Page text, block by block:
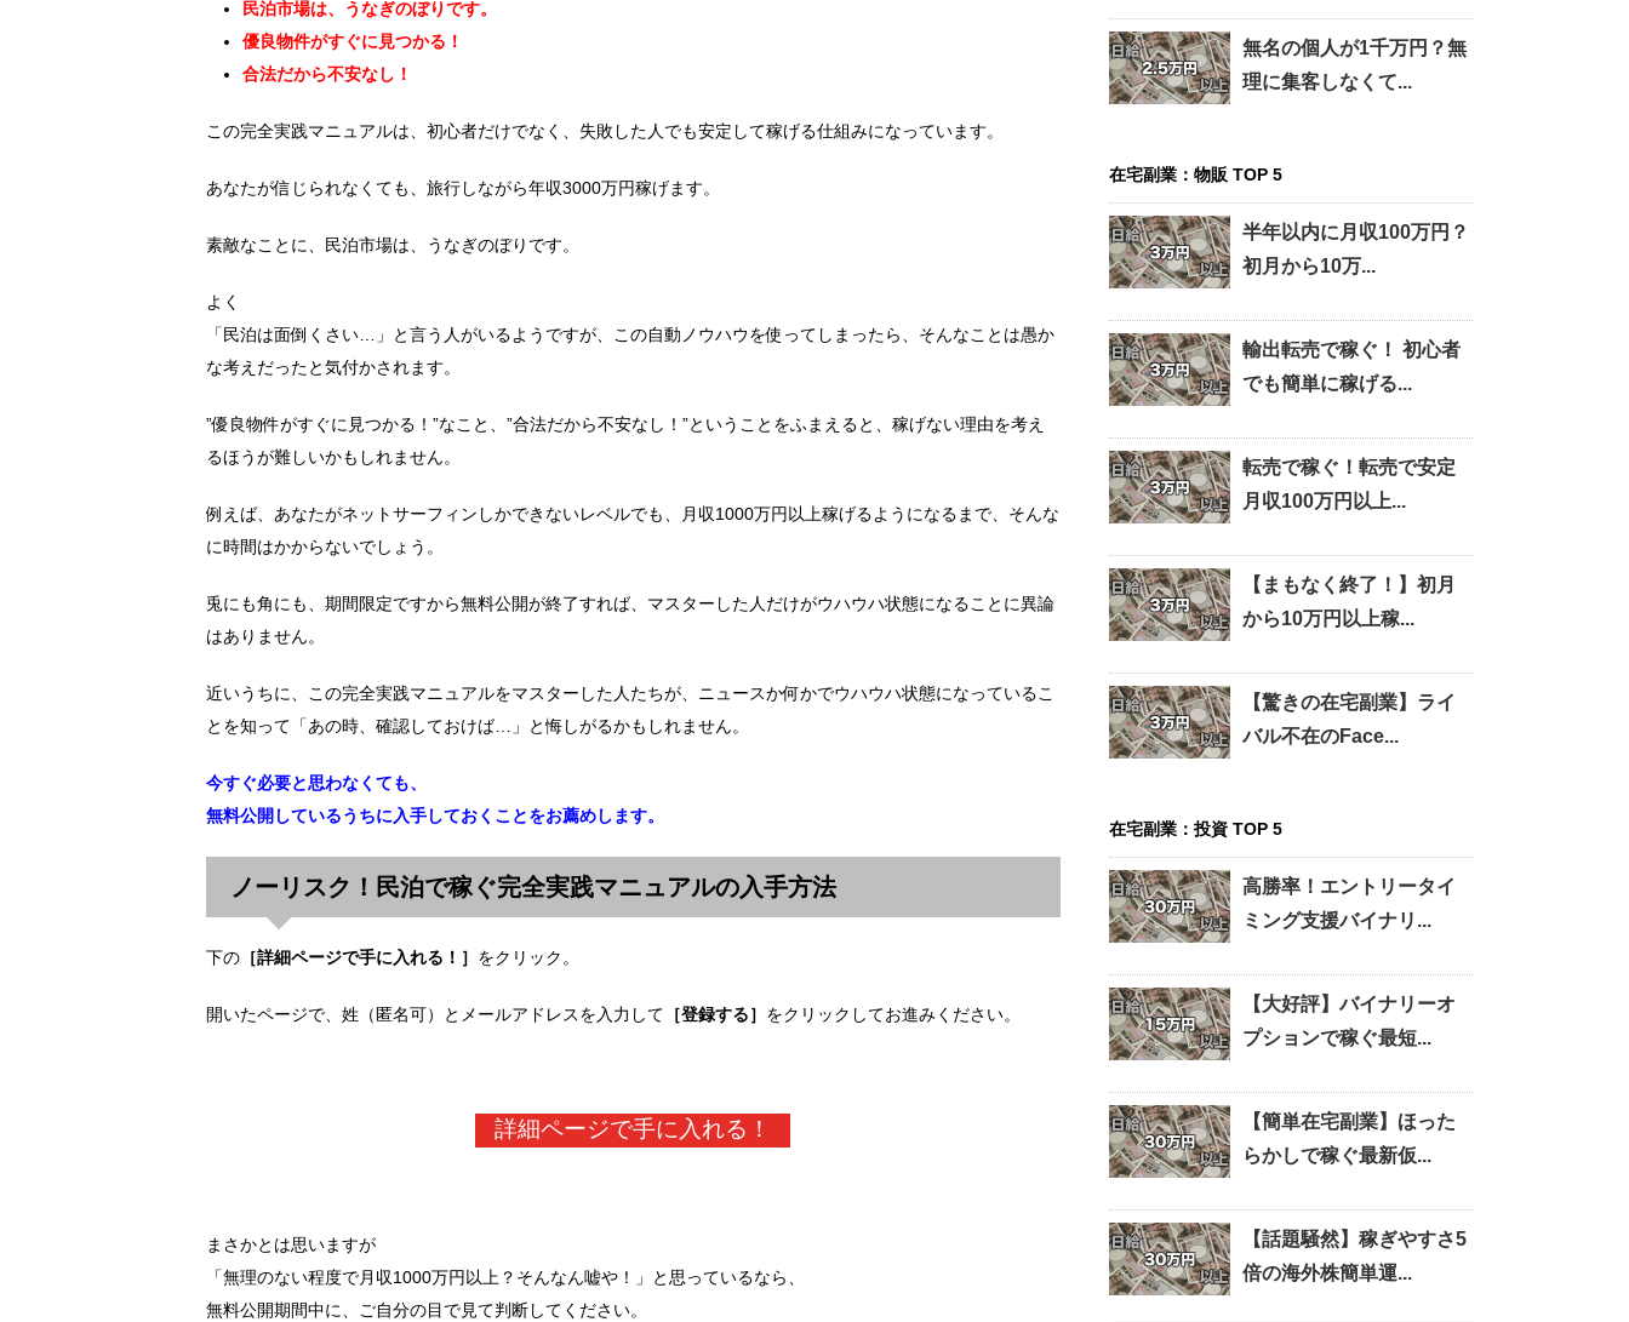
民泊市場は、うなぎのぼりです。
優良物件がすぐに見つかる！
合法だから不安なし！
この完全実践マニュアルは、初心者だけでなく、失敗した人でも安定して稼げる仕組みになっています。
あなたが信じられなくても、旅行しながら年収3000万円稼げます。
素敵なことに、民泊市場は、うなぎのぼりです。
よく
「民泊は面倒くさい…」と言う人がいるようですが、この自動ノウハウを使ってしまったら、そんなことは愚か
な考えだったと気付かされます。
”優良物件がすぐに見つかる！”なこと、”合法だから不安なし！”ということをふまえると、稼げない理由を考え
るほうが難しいかもしれません。
例えば、あなたがネットサーフィンしかできないレベルでも、月収1000万円以上稼げるようになるまで、そんな
に時間はかからないでしょう。
兎にも角にも、期間限定ですから無料公開が終了すれば、マスターした人だけがウハウハ状態になることに異論
はありません。
近いうちに、この完全実践マニュアルをマスターした人たちが、ニュースか何かでウハウハ状態になっているこ
とを知って「あの時、確認しておけば…」と悔しがるかもしれません。
今すぐ必要と思わなくても、
無料公開しているうちに入手しておくことをお薦めします。
ノーリスク！民泊で稼ぐ完全実践マニュアルの入手方法
下の［詳細ページで手に入れる！］ をクリック。
開いたページで、姓（匿名可）とメールアドレスを入力して ［登録する］ をクリックしてお進みください。
詳細ページで手に入れる！
まさかとは思いますが
「無理のない程度で月収1000万円以上？そんなん嘘や！」と思っているなら、
無料公開期間中に、ご自分の目で見て判断してください。
無名の個人が1千万円？無
理に集客しなくて...
在宅副業：物販 TOP 5
半年以内に月収100万円？
初月から10万...
輸出転売で稼ぐ！ 初心者
でも簡単に稼げる...
転売で稼ぐ！転売で安定
月収100万円以上...
【まもなく終了！】初月
から10万円以上稼...
【驚きの在宅副業】ライ
バル不在のFace...
在宅副業：投資 TOP 5
高勝率！エントリータイ
ミング支援バイナリ...
【大好評】バイナリーオ
プションで稼ぐ最短...
【簡単在宅副業】ほった
らかしで稼ぐ最新仮...
【話題騒然】稼ぎやすさ5
倍の海外株簡単運...